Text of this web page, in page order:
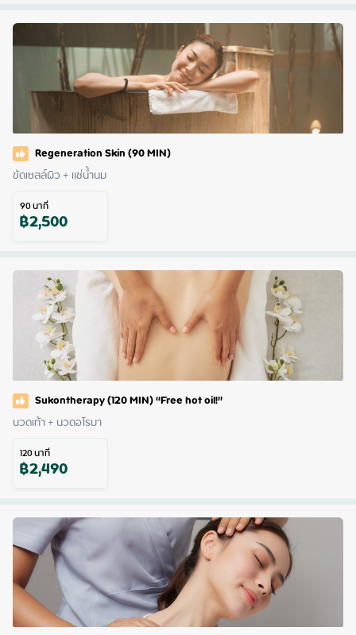
Regeneration Skin (90 MIN)
ขัดเซลล์ผิว + แช่น้ำนม
90นาที
฿2,500
Sukontherapy (120 MIN) “Free hot oil!”
นวดเท้า + นวดอโรมา
120นาที
฿2,490